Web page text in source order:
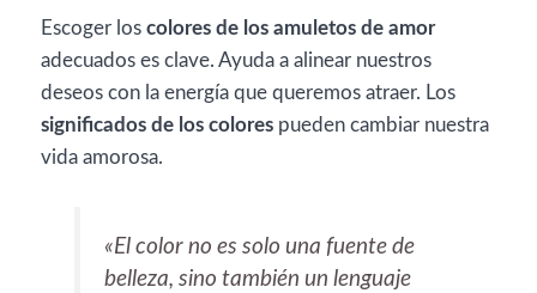
Escoger los colores de los amuletos de amor
adecuados es clave. Ayuda a alinear nuestros
deseos con la energía que queremos atraer. Los
significados de los colores pueden cambiar nuestra
vida amorosa.
«El color no es solo una fuente de
belleza, sino también un lenguaje